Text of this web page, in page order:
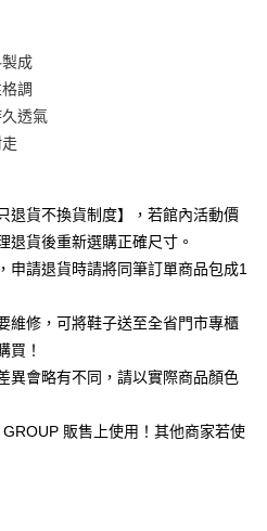
兆豐國際商業銀行
永豐商業銀行
中國信託商業銀行
台北富邦商業銀行
遠東國際商業銀行
永豐商業銀行
星展（台灣）商業銀行
第一商業銀行
華泰商業銀行
遠東國際商業銀行
永豐商業銀行
中國信託商業銀行
成
調
透氣
退貨不換貨制度】，若館內活動價
退貨後重新選購正確尺寸。
申請退貨時請將同筆訂單商品包成1
維修，可將鞋子送至全省門市專櫃
買！
異會略有不同，請以實際商品顏色
販售上使用！其他商家若使